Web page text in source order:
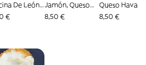
De León
De Cabra
€
Jamón, Queso
Havarti,
8,50 €
Queso
Edam, Rulo De
8,50 €